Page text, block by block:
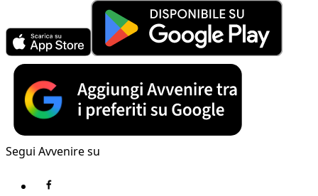
Segui Avvenire su